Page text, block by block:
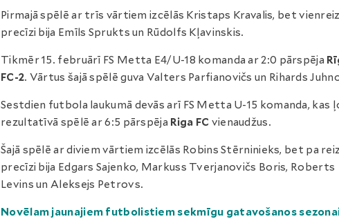
Pirmajā spēlē ar trīs vārtiem izcēlās Kristaps Kravalis, bet
precīzi bija Emīls Sprukts un Rūdolfs Kļavinskis.
Tikmēr 15. februārī FS Metta E4/U-18 komanda ar 2:0 pārspēja
FC-2. Vārtus šajā spēlē guva Valters Parfianovičs un Rihards
Sestdien futbola laukumā devās arī FS Metta U-15 komanda, kas
rezultatīvā spēlē ar 6:5 pārspēja Riga FC vienaudžus.
Šajā spēlē ar diviem vārtiem izcēlās Robins Stērninieks, bet pa
precīzi bija Edgars Sajenko, Markuss Tverjanovičs Boris, Roberts
Levins un Aleksejs Petrovs.
Novēlam jaunajiem futbolistiem sekmīgu gatavošanos